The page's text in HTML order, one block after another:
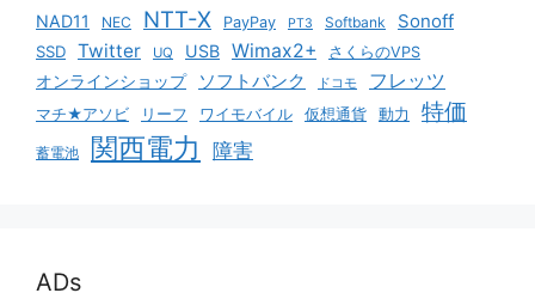
NAD11 NEC NTT-X PayPay PT3 Softbank Sonoff
SSD Twitter UQ USB Wimax2+ さくらのVPS
オンラインショップ ソフトバンク ドコモ フレッツ
マチ★アソビ リーフ ワイモバイル 仮想通貨 動力 特価
蓄電池 関西電力 障害
ADs